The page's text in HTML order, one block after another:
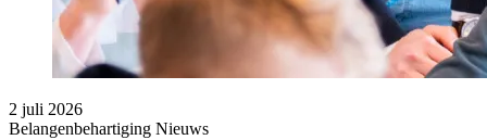
2 juli 2026
Belangenbehartiging Nieuws